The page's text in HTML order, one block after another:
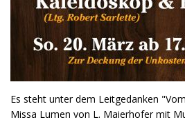
Es steht unter dem Leitgedanken
Missa Lumen von L. Maierhofer mit